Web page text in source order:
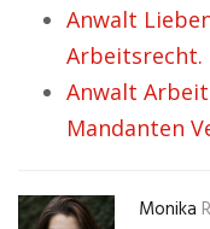
Anwalt
Arbeitsrecht.
Anwalt
Mandanten
Monika